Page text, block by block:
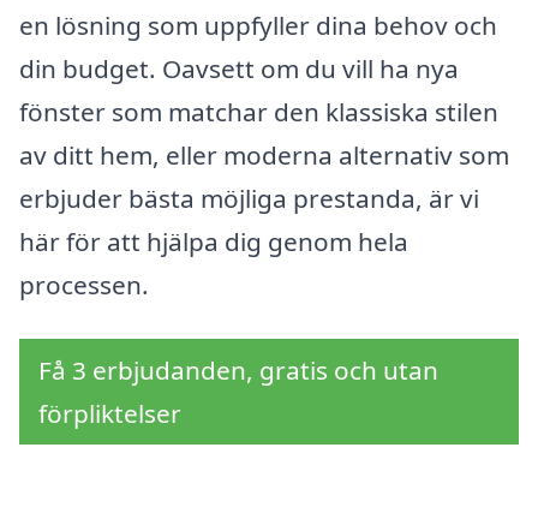
en lösning som uppfyller dina behov och
din budget. Oavsett om du vill ha nya
fönster som matchar den klassiska stilen
av ditt hem, eller moderna alternativ som
erbjuder bästa möjliga prestanda, är vi
här för att hjälpa dig genom hela
processen.
Få 3 erbjudanden, gratis och utan
förpliktelser